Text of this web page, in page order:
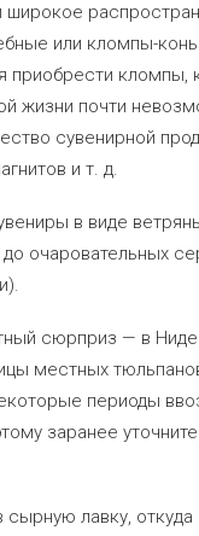
широкое
или кломпы-
приобрести кломпы,
жизни почти
сувенирной
и т. д.
в виде
очаровательных
сюрприз — в
местных
периоды
заранее
сырную лавку,